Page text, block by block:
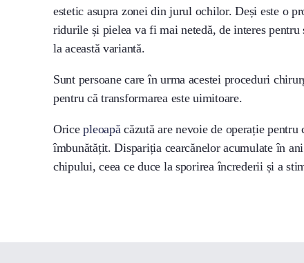
estetic asupra zonei din jurul ochilor. Deși este o
ridurile și pielea va fi mai netedă, de interes
la această variantă.
Sunt persoane care în urma acestei proceduri
pentru că transformarea este uimitoare.
Oricepleoapă căzută are nevoie de operație
îmbunătățit. Dispariția cearcănelor acumulate în
chipului, ceea ce duce la sporirea încrederii și a